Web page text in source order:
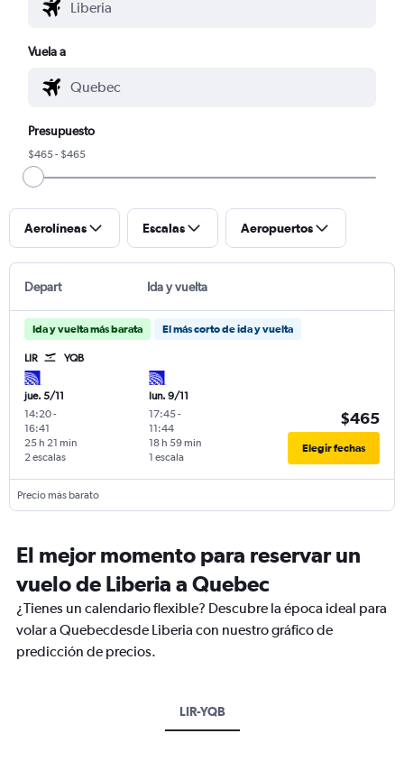
Vuela a
Presupuesto
$465 - $465
Aerolíneas Escalas Aeropuertos
Depart Ida y vuelta
Ida y vuelta más barata El más corto de ida y vuelta
LIR YQB
jue. 5/11
14:20-
16:41
2 escalas
25 h 21 min
lun. 9/11
17:45-
11:44
1 escala
18 h 59 min
$465
Elegir fechas
Precio más barato
El mejor momento para reservar un
vuelo de Liberia a Quebec
¿Tienes un calendario flexible? Descubre la época ideal para
volar a Quebecdesde Liberia con nuestro gráfico de
predicción de precios.
LIR-YQB